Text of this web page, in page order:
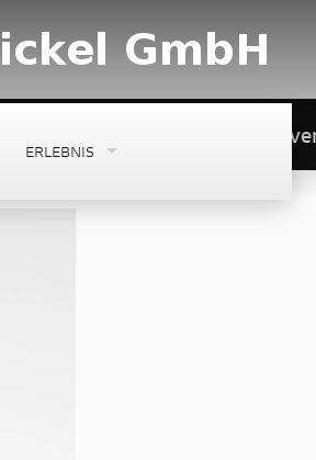
ERLEBNIS
haben wir auf diverse